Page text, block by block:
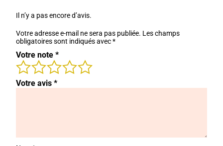
Il n’y a pas encore d’avis.
Votre adresse e-mail ne sera pas publiée. Les champs
obligatoires sont indiqués avec*
Votre note *
Votre avis *